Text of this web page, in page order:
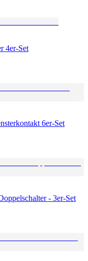
4er-Set
6er-Set
- 3er-Set